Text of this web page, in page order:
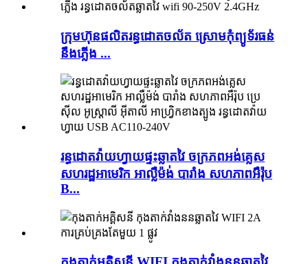
ក្រុមហ៊ុនផលិតរន្ធដោតចល័ត ស្រោមកុំព្យូទ័រធន់
នឹងភ្លើង ...
រន្ធដោតវ៉ាយហ្វាយផ្ទះឆ្លាតវៃ ចក្រភពអង់គ្លេស
សហរដ្ឋអាមេរិក អាល្លឺម៉ង់ បារាំង សហភាពអឺរ៉ុប
B...